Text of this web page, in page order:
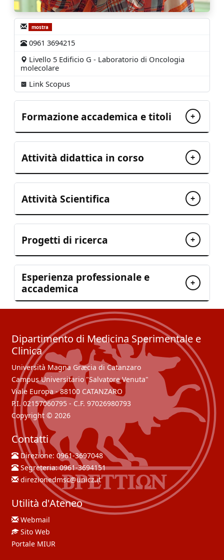
mostra
0961 3694215
Livello 5 Edificio G - Laboratorio di Oncologia
molecolare
Link Scopus
Formazione accademica e titoli +
Attività didattica in corso +
Attività Scientifica +
Progetti di ricerca +
Esperienza professionale e
accademica
+
Dipartimento di Medicina Sperimentale e
Clinica
Università Magna Græcia di Catanzaro
Campus Universitario "Salvatore Venuta"
Viale Europa - 88100 CATANZARO
P.I. 02157060795 - C.F. 97026980793
Copyright © 2026
Contatti
Direzione:0961-3697048
Segreteria:0961-3694151
direzionedmsc@unicz.it
Utilità d'Ateneo
Webmail
Sito Web
Portale MIUR